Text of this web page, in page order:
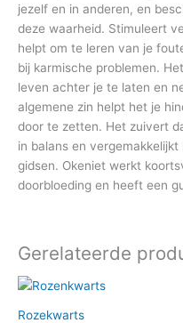
jezelf en in anderen, en
deze waarheid. Stimuleert
helpt om te leren van je
bij karmische problemen.
leven achter je te laten en
algemene zin helpt het je
door te zetten. Het zuivert
in balans en
gidsen. Okeniet werkt
doorbloeding en heeft een
Gerelateerde
Rozekwarts